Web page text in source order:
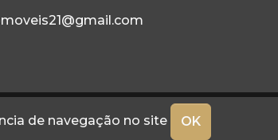
de navegação no site OK